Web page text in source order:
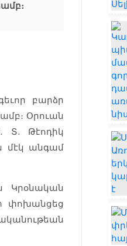
բարձր
Օրուան
Տ. Թէոդիկ
մէկ անգամ
Կրօնական
փոխանցեց